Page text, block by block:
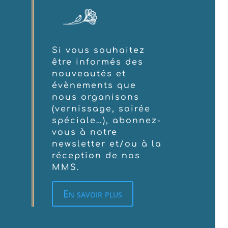
Si vous souhaitez
être informés des
nouveautés et
évènements que
nous organisons
(vernissage, soirée
spéciale…), abonnez-
vous à notre
newsletter et/ou à la
réception de nos
MMS.
En savoir plus